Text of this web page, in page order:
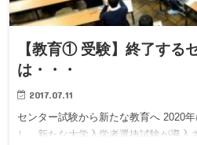
【教育① 受験】終了する
は・・・
2017.07.11
センター試験から新たな教育へ 2020
し、新たな大学入学者選抜試験が導入